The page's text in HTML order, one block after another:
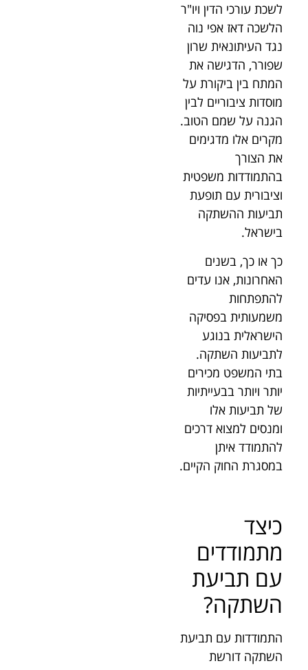
לשכת עורכי הדין ויו"ר
הלשכה דאז אפי נוה
נגד העיתונאית שרון
שפורר, הדגישה את
המתח בין ביקורת על
מוסדות ציבוריים לבין
הגנה על שמם הטוב.
מקרים אלו מדגימים
את הצורך
בהתמודדות משפטית
וציבורית עם תופעת
תביעות ההשתקה
בישראל.
כך או כך, בשנים
האחרונות, אנו עדים
להתפתחות
משמעותית בפסיקה
הישראלית בנוגע
לתביעות השתקה.
בתי המשפט מכירים
יותר ויותר בבעייתיות
של תביעות אלו
ומנסים למצוא דרכים
להתמודד איתן
במסגרת החוק הקיים.
כיצד
מתמודדים
עם תביעת
השתקה?
התמודדות עם תביעת
השתקה דורשת